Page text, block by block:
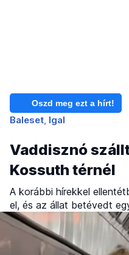
Oszd meg ezt a hírt!
Baleset Igal
Vaddisznó
Kossuth térnél
A korábbi hírekkel
el, és az állat betévedt